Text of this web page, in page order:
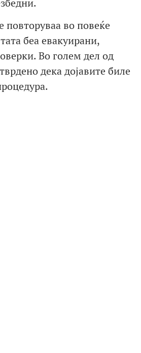
повторуваа во повеќе
беа евакуирани,
Во голем дел од
дека дојавите биле